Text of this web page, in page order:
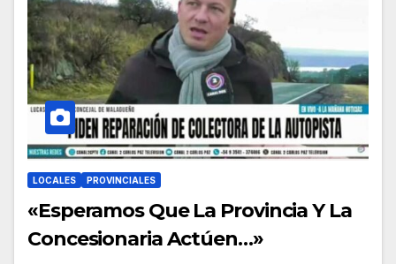
LOCALES PROVINCIALES
«Esperamos Que La Provincia Y La
Concesionaria Actúen…»